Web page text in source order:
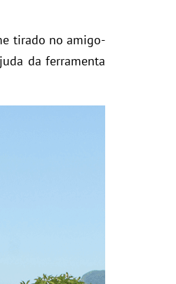
tirado no amigo-
da ferramenta